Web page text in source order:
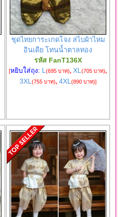
ชุดไทยการะเกดโจง สไบผ้าไหม
อินเดีย โทนน้ำตาลทอง
รหัส FanT136X
[หยิบใส่ถุง: L(695 บาท), XL(705 บาท),
3XL (755 บาท), 4XL (890 บาท)]